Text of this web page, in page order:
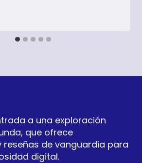
a una exploración
que ofrece
reseñas de vanguardia para
digital.